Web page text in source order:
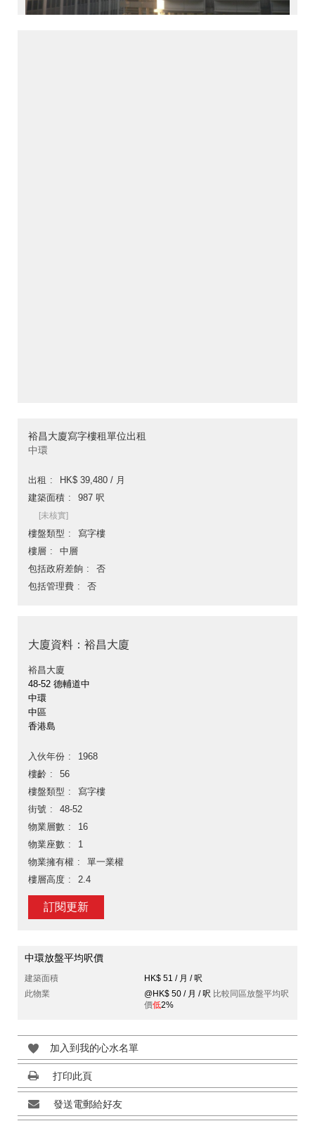
裕昌大廈寫字樓租單位出租
中環
出租
HK$ 39,480 / 月
建築面積
987 呎
[未核實]
樓盤類型
寫字樓
樓層
中層
包括政府差餉
否
包括管理費
否
大廈資料：裕昌大廈
裕昌大廈
48-52 德輔道中
中環
中區
香港島
入伙年份
1968
樓齡
56
樓盤類型
寫字樓
街號
48-52
物業層數
16
物業座數
1
物業擁有權
單一業權
樓層高度
2.4
訂閱更新
中環放盤平均呎價
建築面積
HK$ 51 / 月 / 呎
此物業
@HK$ 50 / 月 / 呎 比較同區放盤平均呎
價低2%
加入到我的心水名單
打印此頁
發送電郵給好友